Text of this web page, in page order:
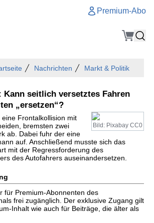
Premium-Abo
Nachrichten Markt & Politik
seitlich versetztes Fahren
„ersetzen“?
Bild: Pixabay CC0
Frontalkollision mit
bremsten zwei
ab. Dabei fuhr der eine
auf. Anschließend musste sich das
mit der Regressforderung des
des Autofahrers auseinandersetzen.
für Premium-Abonnenten des
frei zugänglich. Der exklusive Zugang gilt
Inhalt wie auch für Beiträge, die älter als